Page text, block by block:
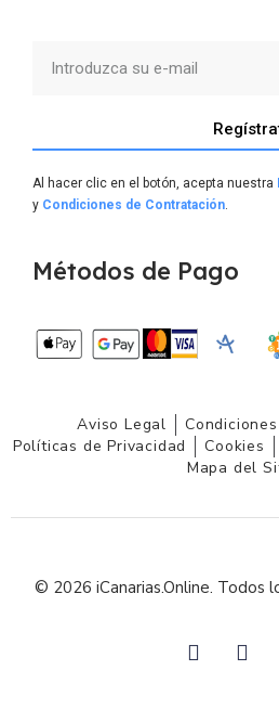
Al hacer clic en el botón, acepta nuestra
y Condiciones de Contratación.
Métodos de Pago
Aviso Legal
Políticas de Privacidad
Cookies
Mapa del
© 2026 iCanarias.Online. Todos